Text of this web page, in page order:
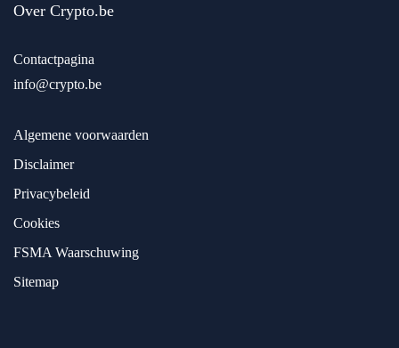
Over Crypto.be
Contactpagina
info@crypto.be
Algemene voorwaarden
Disclaimer
Privacybeleid
Cookies
FSMA Waarschuwing
Sitemap